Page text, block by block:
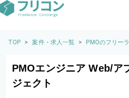
TOP > 案件・求人一覧 > PMOのフリー
PMOエンジニア Web/ア
ジェクト